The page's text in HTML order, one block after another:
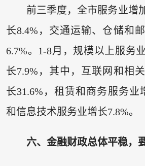
前三季度，全市服务业增
长8.4%，交通运输、仓储和
6.7%。1-8月，规模以上服务
长7.9%，其中，互联网和相
长31.6%，租赁和商务服务业
和信息技术服务业增长7.8%。
六、金融财政总体平稳，